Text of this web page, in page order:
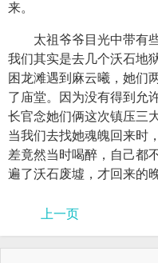
来。
太祖爷爷目光中带有
我们其实是去几个沃石地
困龙滩遇到麻云曦，她们
了庙堂。因为没有得到允
长官念她们俩这次镇压三
当我们去找她魂魄回来时
差竟然当时喝醉，自己都
遍了沃石废墟，才回来的
上一页